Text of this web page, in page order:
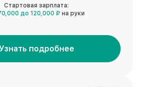
Стартовая зарплата:
до 120,000 ₽ на руки
подробнее